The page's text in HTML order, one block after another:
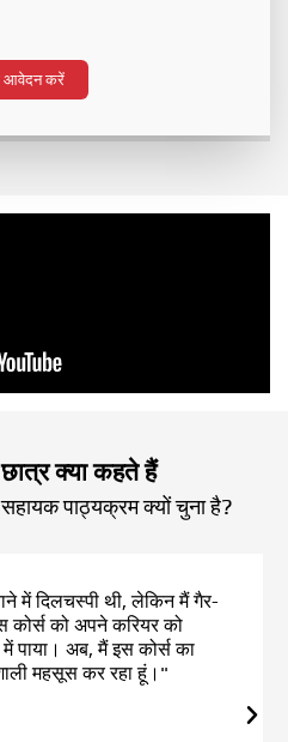
आवेदन करें
क्या कहते हैं
पाठ्यक्रम क्यों चुना है?
में दिलचस्पी थी, लेकिन मैं गैर-
कोर्स को अपने करियर को
अब, मैं इस कोर्स का
महसूस कर रहा हूं।"